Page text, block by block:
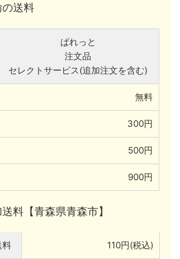
送料
ぱれっと
注文品
セレクトサービス(追加注文を含む)
無料
300円
500円
900円
料【青森県青森市】
料 110円(税込)